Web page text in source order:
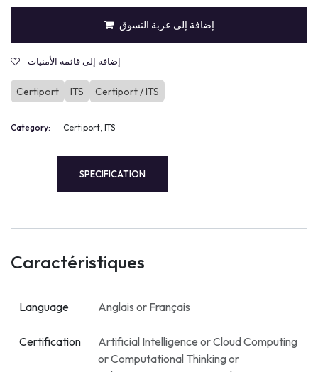
إضافة إلى عربة التسوق
إضافة إلى قائمة الأمنيات
Certiport ITS Certiport / ITS
Category: Certiport, ITS
SPECIFICATION
Caractéristiques
Language Anglais or Français
Certification Artificial Intelligence orCloud Computing
orComputational Thinkingor